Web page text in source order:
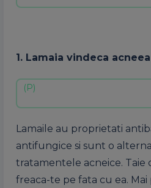
1. Lamaia vindeca
Lamaile au proprietati
antifungice si sunt o
tratamentele acneice. Taie
freaca-te pe fata cu ea.